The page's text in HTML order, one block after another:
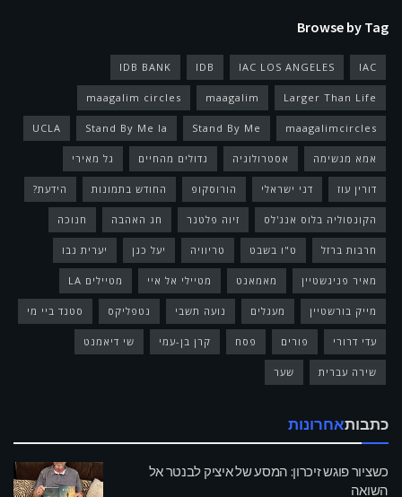
Browse by Tag
IAC
IAC LOS ANGELES
IDB
IDB BANK
Larger Than Life
maagalim
maagalim circles
maagalimcircles
Stand By Me
Stand By Me la
UCLA
אמא מגשימה אסטרולוגיה גדולים מהחיים גל מאירי
דורין עוז דני ישראלי הורוסקופ החודש בתמונות הידעת?
הקונסוליה בלוס אנג'לס זיוה פלטנר חג האהבה חנוכה
חרבות ברזל ט"ו בשבט טריוויה יעל כגן יערית נבו
מאיר פניגשטיין מאמאנט מטיילי אל איי מטיילים LA
מייק בורשטיין מעגלים נועה תשבי נטפליקס סטנד ביי מי
עדי דרורי פורים פסח קרן בן-עמי שי דיאמנט
שירה עברית שער
כתבותאחרונות
כשציור פוגש זיכרון: המסע של איציק לבנטר אל
השואה